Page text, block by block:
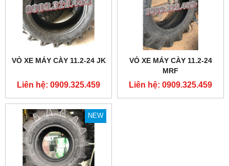
VỎ XE MÁY CÀY 11.2-24 JK
Liên hệ: 0909.325.459
VỎ XE MÁY CÀY 11.2-24
MRF
Liên hệ: 0909.325.459
NEW